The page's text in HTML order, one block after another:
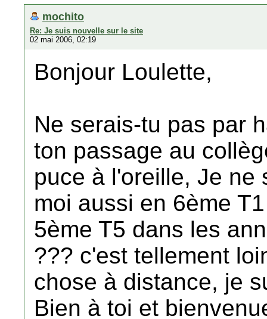
mochito
Re: Je suis nouvelle sur le site
02 mai 2006, 02:19
Bonjour Loulette,
Ne serais-tu pas par
ton passage au
puce à l'oreille, Je ne
moi aussi en 6ème
5ème T5 dans les
??? c'est tellement
chose à distance, je
Bien à toi et